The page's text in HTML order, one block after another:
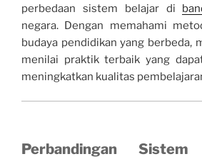
perbedaan sistem belajar di
negara. Dengan memahami
budaya pendidikan yang berbeda,
menilai praktik terbaik yang
meningkatkan kualitas
Perbandingan